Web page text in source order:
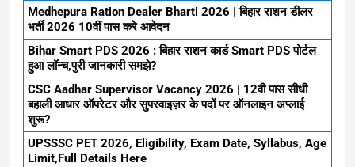
Medhepura Ration Dealer Bharti 2026 | बिहार राशन डीलर
भर्ती 2026 10वीं पास करे आवेदन
Bihar Smart PDS 2026 : बिहार राशन कार्ड Smart PDS पोर्टल
हुआ लॉन्च,पुरी जानकारी समझे?
CSC Aadhar Supervisor Vacancy 2026 | 12वी पास सीधी
बहाली आधार ऑपरेटर और सुपरवाइज़र के पदों पर ऑनलाइन अप्लाई
शुरू?
UPSSSC PET 2026, Eligibility, Exam Date, Syllabus, Age
Limit,Full Details Here